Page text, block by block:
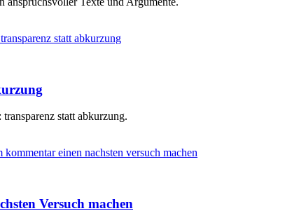
statt abkurzung.
Versuch machen